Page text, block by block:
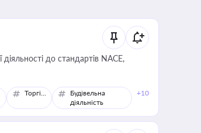
до стандартів NACE,
Торгівля
Будівельна
діяльність
+10